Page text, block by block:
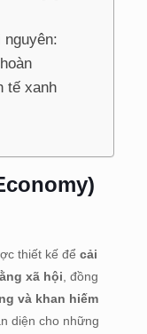
nguyên:
tế xanh
thiết kế để cải
xã hội , đồng
và khan hiếm
diện cho những